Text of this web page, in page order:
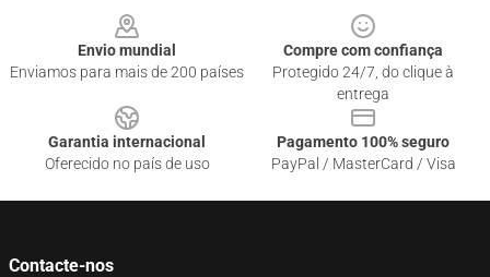
Envio mundial
Enviamos para mais de 200 países
Compre com confiança
Protegido 24/7, do clique à
entrega
Garantia internacional
Oferecido no país de uso
Pagamento 100% seguro
PayPal / MasterCard / Visa
Contacte-nos